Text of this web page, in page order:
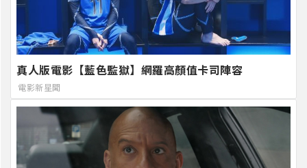
真人版電影【藍色監獄】網羅高顏值卡司陣容
電影新星聞